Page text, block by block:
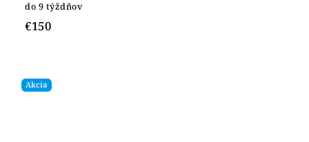
do 9 týždňov
€150
Akcia